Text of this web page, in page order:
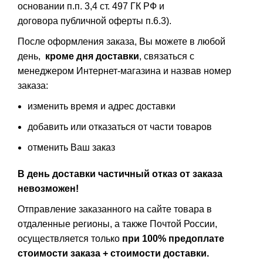
основании п.п. 3,4 ст. 497 ГК РФ и
договора публичной оферты п.6.3).
После оформления заказа, Вы можете в любой
день, кроме дня доставки, связаться с
менеджером Интернет-магазина и назвав номер
заказа:
изменить время и адрес доставки
добавить или отказаться от части товаров
отменить Ваш заказ
В день доставки частичный отказ от заказа
невозможен!
Отправление заказанного на сайте товара в
отдаленные регионы, а также Почтой России,
осуществляется только при 100% предоплате
стоимости заказа + стоимости доставки.